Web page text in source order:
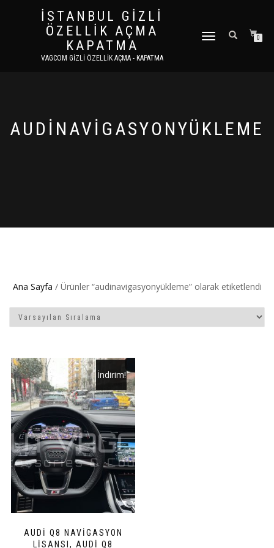
İSTANBUL GIZLI
ÖZELLIK AÇMA
KAPATMA
VAGCOM GIZLI ÖZELLIK AÇMA - KAPATMA
DOLAŞIMI AÇ/KAPAT0
AUDINAVIGASYONYÜKLEME
Ana Sayfa / Ürünler “audinavigasyonyükleme” olarak etiketlendi
AUDI Q8 NAVIGASYON
LISANSI, AUDI Q8
İndirim!